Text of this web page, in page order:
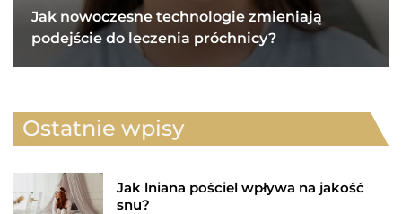
Jak nowoczesne technologie zmieniają
podejście do leczenia próchnicy?
Ostatnie wpisy
Jak lniana pościel wpływa na jakość
snu?